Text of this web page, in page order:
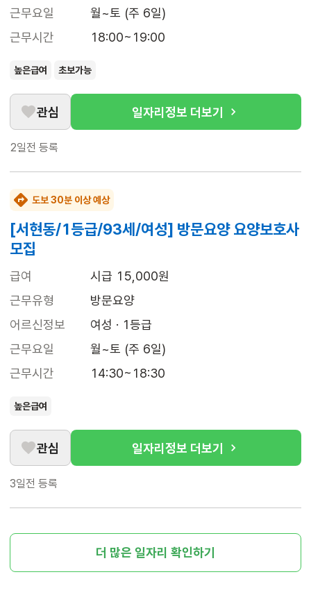
근무요일
월~토 (주 6일)
근무시간
18:00~19:00
높은급여 초보가능
관심 일자리정보 더보기
2일전 등록
도보 30분 이상 예상
[서현동/1등급/93세/여성] 방문요양 요양보호사
모집
급여
시급 15,000원
근무유형
방문요양
어르신정보
여성 · 1등급
근무요일
월~토 (주 6일)
근무시간
14:30~18:30
높은급여
관심 일자리정보 더보기
3일전 등록
더 많은 일자리 확인하기